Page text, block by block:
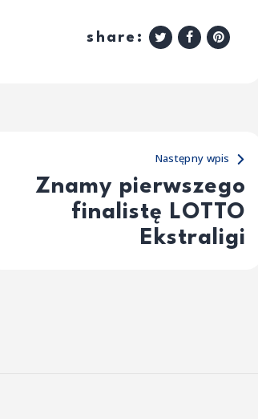
share:
Następny wpis
Znamy pierwszego
finalistę LOTTO
Ekstraligi